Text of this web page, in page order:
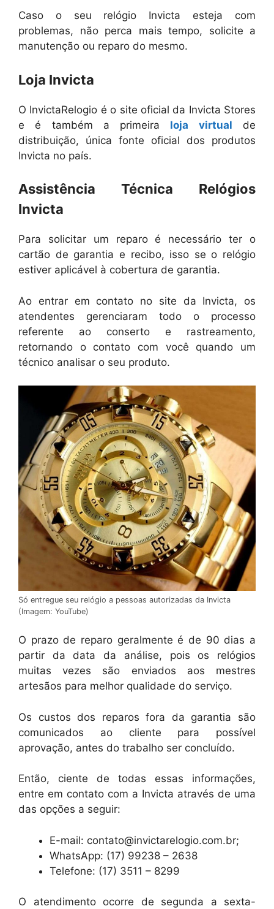
Caso o seu relógio Invicta esteja com
problemas, não perca mais tempo, solicite a
manutenção ou reparo do mesmo.
Loja Invicta
O InvictaRelogio é o site oficial da Invicta Stores
e é também a primeira loja virtual de
distribuição, única fonte oficial dos produtos
Invicta no país.
Assistência Técnica Relógios
Invicta
Para solicitar um reparo é necessário ter o
cartão de garantia e recibo, isso se o relógio
estiver aplicável à cobertura de garantia.
Ao entrar em contato no site da Invicta, os
atendentes gerenciaram todo o processo
referente ao conserto e rastreamento,
retornando o contato com você quando um
técnico analisar o seu produto.
Só entregue seu relógio a pessoas autorizadas da Invicta
(Imagem: YouTube)
O prazo de reparo geralmente é de 90 dias a
partir da data da análise, pois os relógios
muitas vezes são enviados aos mestres
artesãos para melhor qualidade do serviço.
Os custos dos reparos fora da garantia são
comunicados ao cliente para possível
aprovação, antes do trabalho ser concluído.
Então, ciente de todas essas informações,
entre em contato com a Invicta através de uma
das opções a seguir:
E-mail: contato@invictarelogio.com.br;
WhatsApp: (17) 99238 – 2638
Telefone: (17) 3511 – 8299
O atendimento ocorre de segunda a sexta-